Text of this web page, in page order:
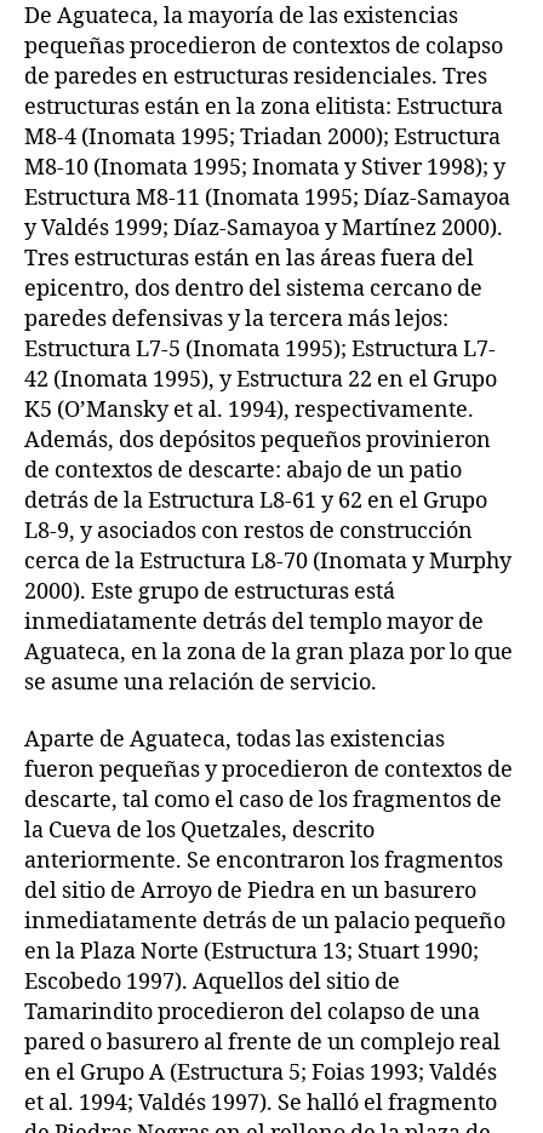
De Aguateca, la mayoría de las existencias
pequeñas procedieron de contextos de colapso
de paredes en estructuras residenciales. Tres
estructuras están en la zona elitista: Estructura
M8-4 (Inomata 1995; Triadan 2000); Estructura
M8-10 (Inomata 1995; Inomata y Stiver 1998); y
Estructura M8-11 (Inomata 1995; Díaz-Samayoa
y Valdés 1999; Díaz-Samayoa y Martínez 2000).
Tres estructuras están en las áreas fuera del
epicentro, dos dentro del sistema cercano de
paredes defensivas y la tercera más lejos:
Estructura L7-5 (Inomata 1995); Estructura L7-
42 (Inomata 1995), y Estructura 22 en el Grupo
K5 (O’Mansky et al. 1994), respectivamente.
Además, dos depósitos pequeños provinieron
de contextos de descarte: abajo de un patio
detrás de la Estructura L8-61 y 62 en el Grupo
L8-9, y asociados con restos de construcción
cerca de la Estructura L8-70 (Inomata y Murphy
2000). Este grupo de estructuras está
inmediatamente detrás del templo mayor de
Aguateca, en la zona de la gran plaza por lo que
se asume una relación de servicio.
Aparte de Aguateca, todas las existencias
fueron pequeñas y procedieron de contextos de
descarte, tal como el caso de los fragmentos de
la Cueva de los Quetzales, descrito
anteriormente. Se encontraron los fragmentos
del sitio de Arroyo de Piedra en un basurero
inmediatamente detrás de un palacio pequeño
en la Plaza Norte (Estructura 13; Stuart 1990;
Escobedo 1997). Aquellos del sitio de
Tamarindito procedieron del colapso de una
pared o basurero al frente de un complejo real
en el Grupo A (Estructura 5; Foias 1993; Valdés
et al. 1994; Valdés 1997). Se halló el fragmento